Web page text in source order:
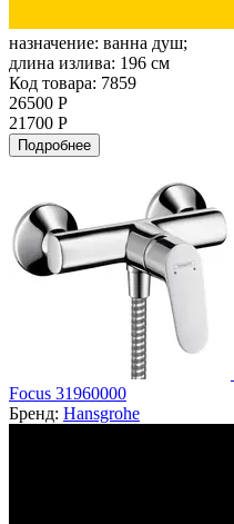
назначение: ванна душ;
длина излива: 196 см
Код товара: 7859
26500 Р
21700 Р
Подробнее
Focus 31960000
Бренд: Hansgrohe